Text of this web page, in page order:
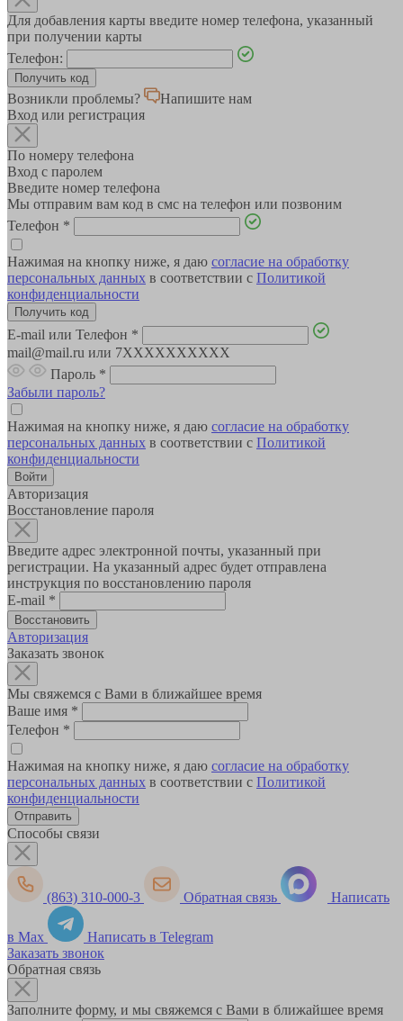
Для добавления карты введите номер телефона, указанный
при получении карты
Телефон:
Возникли проблемы?
Напишите нам
Вход или регистрация
По номеру телефона
Вход с паролем
Введите номер телефона
Мы отправим вам код в смс на телефон или позвоним
Телефон *
Нажимая на кнопку ниже, я даю согласие на обработку
персональных данных в соответствии с Политикой
конфиденциальности
E-mail или Телефон *
mail@mail.ru или 7XXXXXXXXXX
Пароль *
Забыли пароль?
Нажимая на кнопку ниже, я даю согласие на обработку
персональных данных в соответствии с Политикой
конфиденциальности
Авторизация
Восстановление пароля
Введите адрес электронной почты, указанный при
регистрации. На указанный адрес будет отправлена
инструкция по восстановлению пароля
E-mail *
Авторизация
Заказать звонок
Мы свяжемся с Вами в ближайшее время
Ваше имя *
Телефон *
Нажимая на кнопку ниже, я даю согласие на обработку
персональных данных в соответствии с Политикой
конфиденциальности
Способы связи
(863) 310-000-3 Обратная связь Написать
в Max
Написать в Telegram
Заказать звонок
Обратная связь
Заполните форму, и мы свяжемся с Вами в ближайшее время